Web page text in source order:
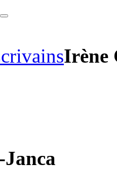
Irène